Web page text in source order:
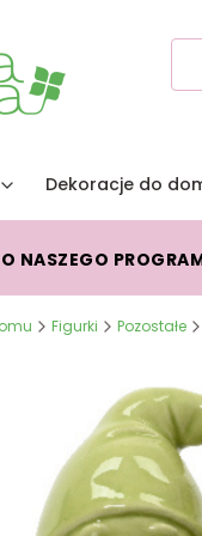
Dekoracje do
NASZEGO
Figurki Pozostałe